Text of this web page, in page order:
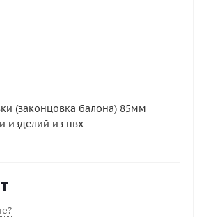
(законцовка балона) 85мм
изделий из пвх